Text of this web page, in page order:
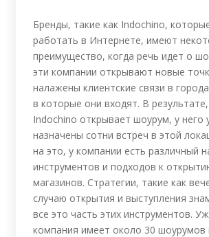
Бренды, такие как Indochino,
работать в Интернете, имеют
преимущество, когда речь идет о
эти компании открывают новые
налажены клиентские связи в
в которые они входят. В результате,
Indochino открывает шоурум, у него
назначены сотни встреч в этой
на это, у компании есть различный
инструментов и подходов к
магазинов. Стратегии, такие как
случаю открытия и выступления
все это часть этих инструментов.
компания имеет около 30 шоурумов